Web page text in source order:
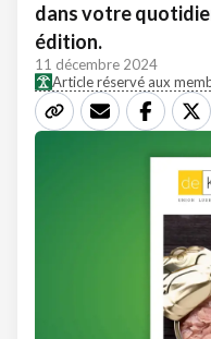
dans votre
édition.
11 décembre 2024
Article réservé aux